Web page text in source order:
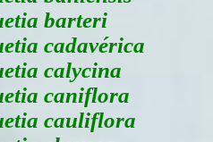
barteri
cadavérica
calycina
caniflora
cauliflora